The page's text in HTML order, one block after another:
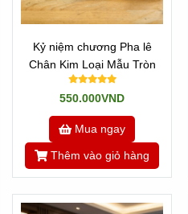
Kỷ niệm chương Pha lê
Chân Kim Loại Mẫu Tròn
550.000VND
Mua ngay
Thêm vào giỏ hàng